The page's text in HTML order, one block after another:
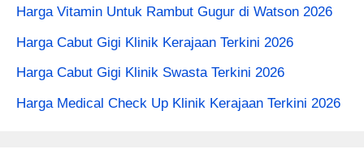
Harga Vitamin Untuk Rambut Gugur di Watson 2026
Harga Cabut Gigi Klinik Kerajaan Terkini 2026
Harga Cabut Gigi Klinik Swasta Terkini 2026
Harga Medical Check Up Klinik Kerajaan Terkini 2026